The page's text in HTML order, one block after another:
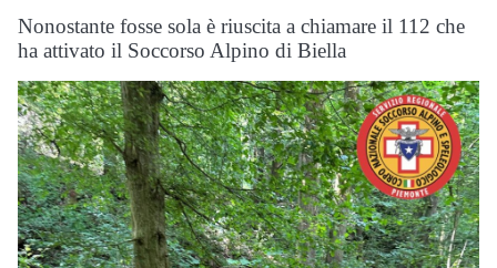
Nonostante fosse sola è riuscita a chiamare il 112 che
ha attivato il Soccorso Alpino di Biella